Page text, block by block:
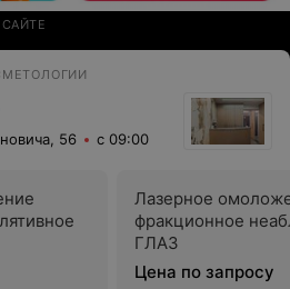
56 с 09:00
Лазерное
фракционное
ГЛАЗ
Цена по запросу